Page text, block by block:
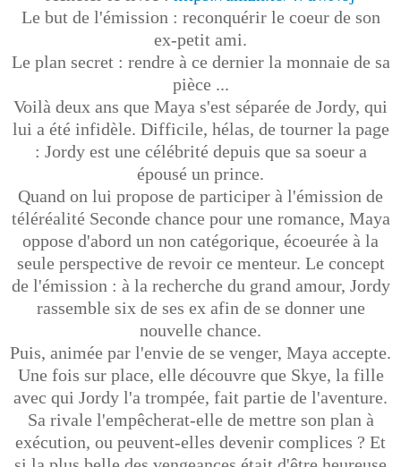
Le but de l'émission : reconquérir le coeur de son
ex-petit ami.
Le plan secret : rendre à ce dernier la monnaie de sa
pièce ...
Voilà deux ans que Maya s'est séparée de Jordy, qui
lui a été infidèle. Difficile, hélas, de tourner la page
: Jordy est une célébrité depuis que sa soeur a
épousé un prince.
Quand on lui propose de participer à l'émission de
téléréalité Seconde chance pour une romance, Maya
oppose d'abord un non catégorique, écoeurée à la
seule perspective de revoir ce menteur. Le concept
de l'émission : à la recherche du grand amour, Jordy
rassemble six de ses ex afin de se donner une
nouvelle chance.
Puis, animée par l'envie de se venger, Maya accepte.
Une fois sur place, elle découvre que Skye, la fille
avec qui Jordy l'a trompée, fait partie de l'aventure.
Sa rivale l'empêcherat-elle de mettre son plan à
exécution, ou peuvent-elles devenir complices ? Et